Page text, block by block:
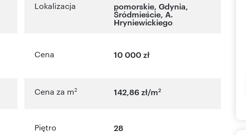
Lokalizacja pomorskie,Gdynia,
Śródmieście, A.
Hryniewickiego
Cena 10 000 zł
Cena za m2 142,86 zł/m2
Piętro 28